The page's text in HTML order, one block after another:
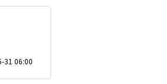
31 06:00